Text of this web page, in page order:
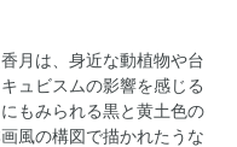
月は、身近な動植物や台
ュビスムの影響を感じる
もみられる黒と黄土色の
風の構図で描かれたうな